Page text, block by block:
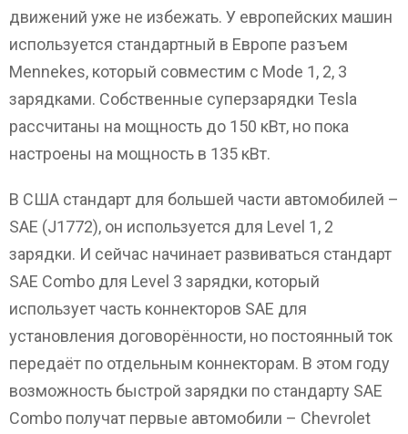
движений уже не избежать. У европейских машин
используется стандартный в Европе разъем
Mennekes, который совместим с Mode 1, 2, 3
зарядками. Собственные суперзарядки Tesla
рассчитаны на мощность до 150 кВт, но пока
настроены на мощность в 135 кВт.
В США стандарт для большей части автомобилей –
SAE (J1772), он используется для Level 1, 2
зарядки. И сейчас начинает развиваться стандарт
SAE Combo для Level 3 зарядки, который
использует часть коннекторов SAE для
установления договорённости, но постоянный ток
передаёт по отдельным коннекторам. В этом году
возможность быстрой зарядки по стандарту SAE
Combo получат первые автомобили – Chevrolet